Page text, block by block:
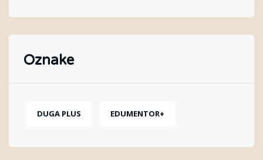
Oznake
DUGA PLUS EDUMENTOR+